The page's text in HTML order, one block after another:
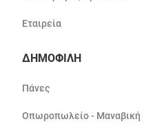
Εταιρεία
ΔΗΜΟΦΙΛΗ
Πάνες
Οπωροπωλείο - Μαναβική